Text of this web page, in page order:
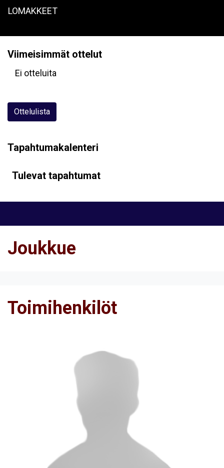
LOMAKKEET
Viimeisimmät ottelut
Ei otteluita
Ottelulista
Tapahtumakalenteri
Tulevat tapahtumat
Joukkue
Toimihenkilöt